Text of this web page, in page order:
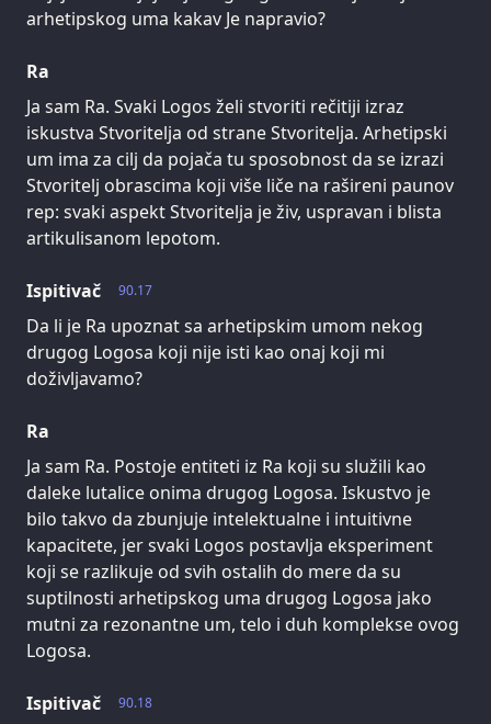
arhetipskog uma kakav Je napravio?
Ra
Ja sam Ra. Svaki Logos želi stvoriti rečitiji izraz
iskustva Stvoritelja od strane Stvoritelja. Arhetipski
um ima za cilj da pojača tu sposobnost da se izrazi
Stvoritelj obrascima koji više liče na rašireni paunov
rep: svaki aspekt Stvoritelja je živ, uspravan i blista
artikulisanom lepotom.
90.17
Ispitivač
Da li je Ra upoznat sa arhetipskim umom nekog
drugog Logosa koji nije isti kao onaj koji mi
doživljavamo?
Ra
Ja sam Ra. Postoje entiteti iz Ra koji su služili kao
daleke lutalice onima drugog Logosa. Iskustvo je
bilo takvo da zbunjuje intelektualne i intuitivne
kapacitete, jer svaki Logos postavlja eksperiment
koji se razlikuje od svih ostalih do mere da su
suptilnosti arhetipskog uma drugog Logosa jako
mutni za rezonantne um, telo i duh komplekse ovog
Logosa.
90.18
Ispitivač